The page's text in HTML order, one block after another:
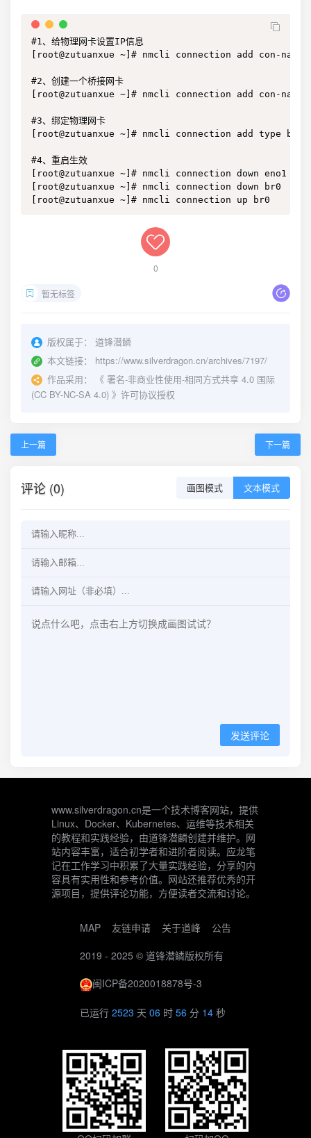
#1、给物理网卡设置IP信息
[root@zutuanxue ~]# nmcli connection add con-
#2、创建一个桥接网卡
[root@zutuanxue ~]# nmcli connection add con-
#3、绑定物理网卡
[root@zutuanxue ~]# nmcli connection add type
#4、重启生效
[root@zutuanxue ~]# nmcli connection down eno1
[root@zutuanxue ~]# nmcli connection down br0
[root@zutuanxue ~]# nmcli connection up br0
0
暂无标签
版权属于：
道锋潜鳞
本文链接：
https://www.silverdragon.cn/archives/7197/
作品采用：
《 署名-非商业性使用-相同方式共享 4.0 国际
(CC BY-NC-SA 4.0) 》许可协议授权
上一篇 下一篇
评论 (0) 画图模式 文本模式
发送评论
www.silverdragon.cn是一个技术博客网站，提供
Linux、Docker、Kubernetes、运维等技术相关
的教程和实践经验，由道锋潜麟创建并维护。网
站内容丰富，适合初学者和进阶者阅读。应龙笔
记在工作学习中积累了大量实践经验，分享的内
容具有实用性和参考价值。网站还推荐优秀的开
源项目，提供评论功能，方便读者交流和讨论。
MAP 友链申请 关于道峰
公告
2019 - 2025 © 道锋潜鳞版权所有
闽ICP备2020018878号-3
已运行 2523 天 06 时 56 分 15 秒